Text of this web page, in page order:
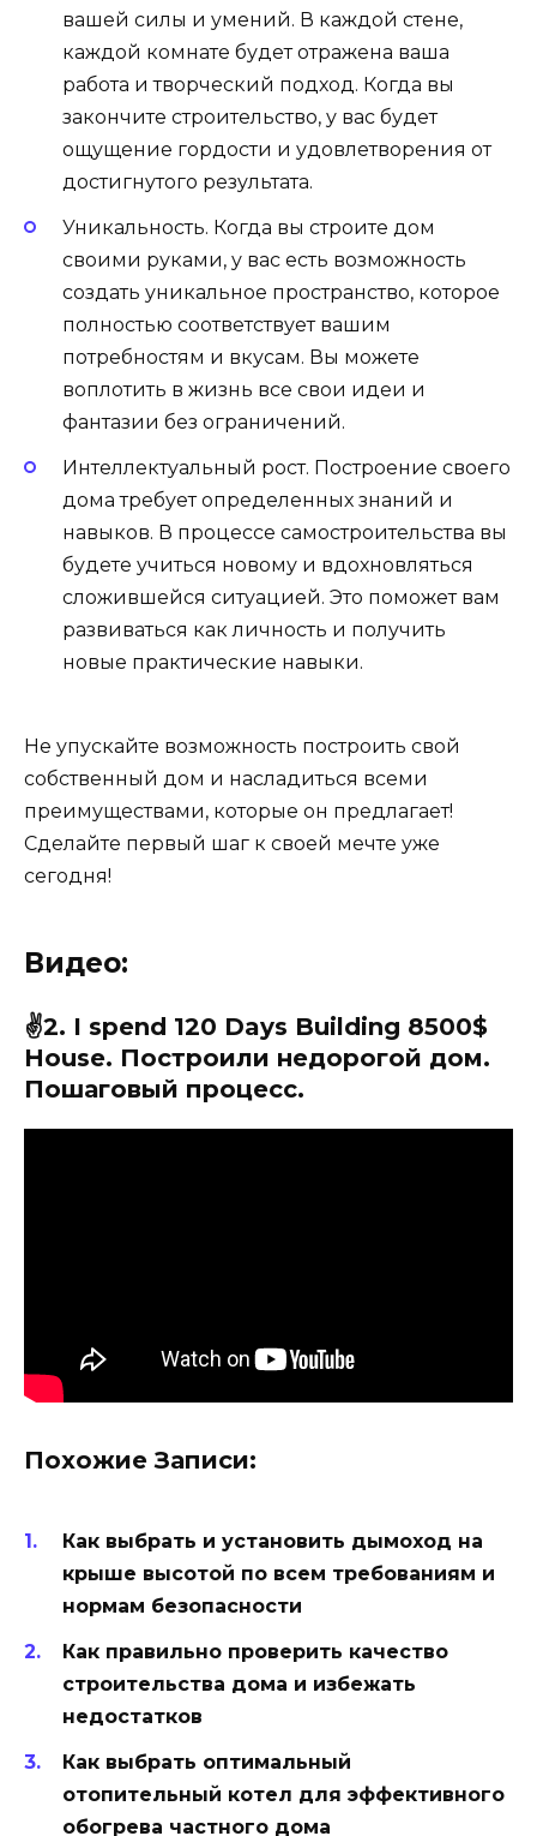
вашей силы и умений. В каждой стене,
каждой комнате будет отражена ваша
работа и творческий подход. Когда вы
закончите строительство, у вас будет
ощущение гордости и удовлетворения от
достигнутого результата.
Уникальность. Когда вы строите дом
своими руками, у вас есть возможность
создать уникальное пространство, которое
полностью соответствует вашим
потребностям и вкусам. Вы можете
воплотить в жизнь все свои идеи и
фантазии без ограничений.
Интеллектуальный рост. Построение своего
дома требует определенных знаний и
навыков. В процессе самостроительства вы
будете учиться новому и вдохновляться
сложившейся ситуацией. Это поможет вам
развиваться как личность и получить
новые практические навыки.
Не упускайте возможность построить свой
собственный дом и насладиться всеми
преимуществами, которые он предлагает!
Сделайте первый шаг к своей мечте уже
сегодня!
Видео:
✌2. I spend 120 Days Building 8500$
House. Построили недорогой дом.
Пошаговый процесс.
Похожие Записи:
Как выбрать и установить дымоход на
крыше высотой по всем требованиям и
нормам безопасности
Как правильно проверить качество
строительства дома и избежать
недостатков
Как выбрать оптимальный
отопительный котел для эффективного
обогрева частного дома